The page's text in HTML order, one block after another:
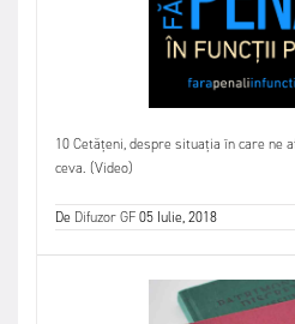
10 Cetățeni, despre situația în care ne
ceva. (Video)
De Difuzor GF05 Iulie, 2018